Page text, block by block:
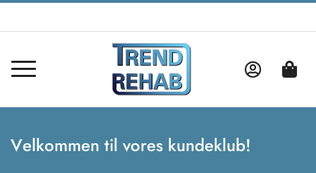
Velkommen til vores kundeklub!